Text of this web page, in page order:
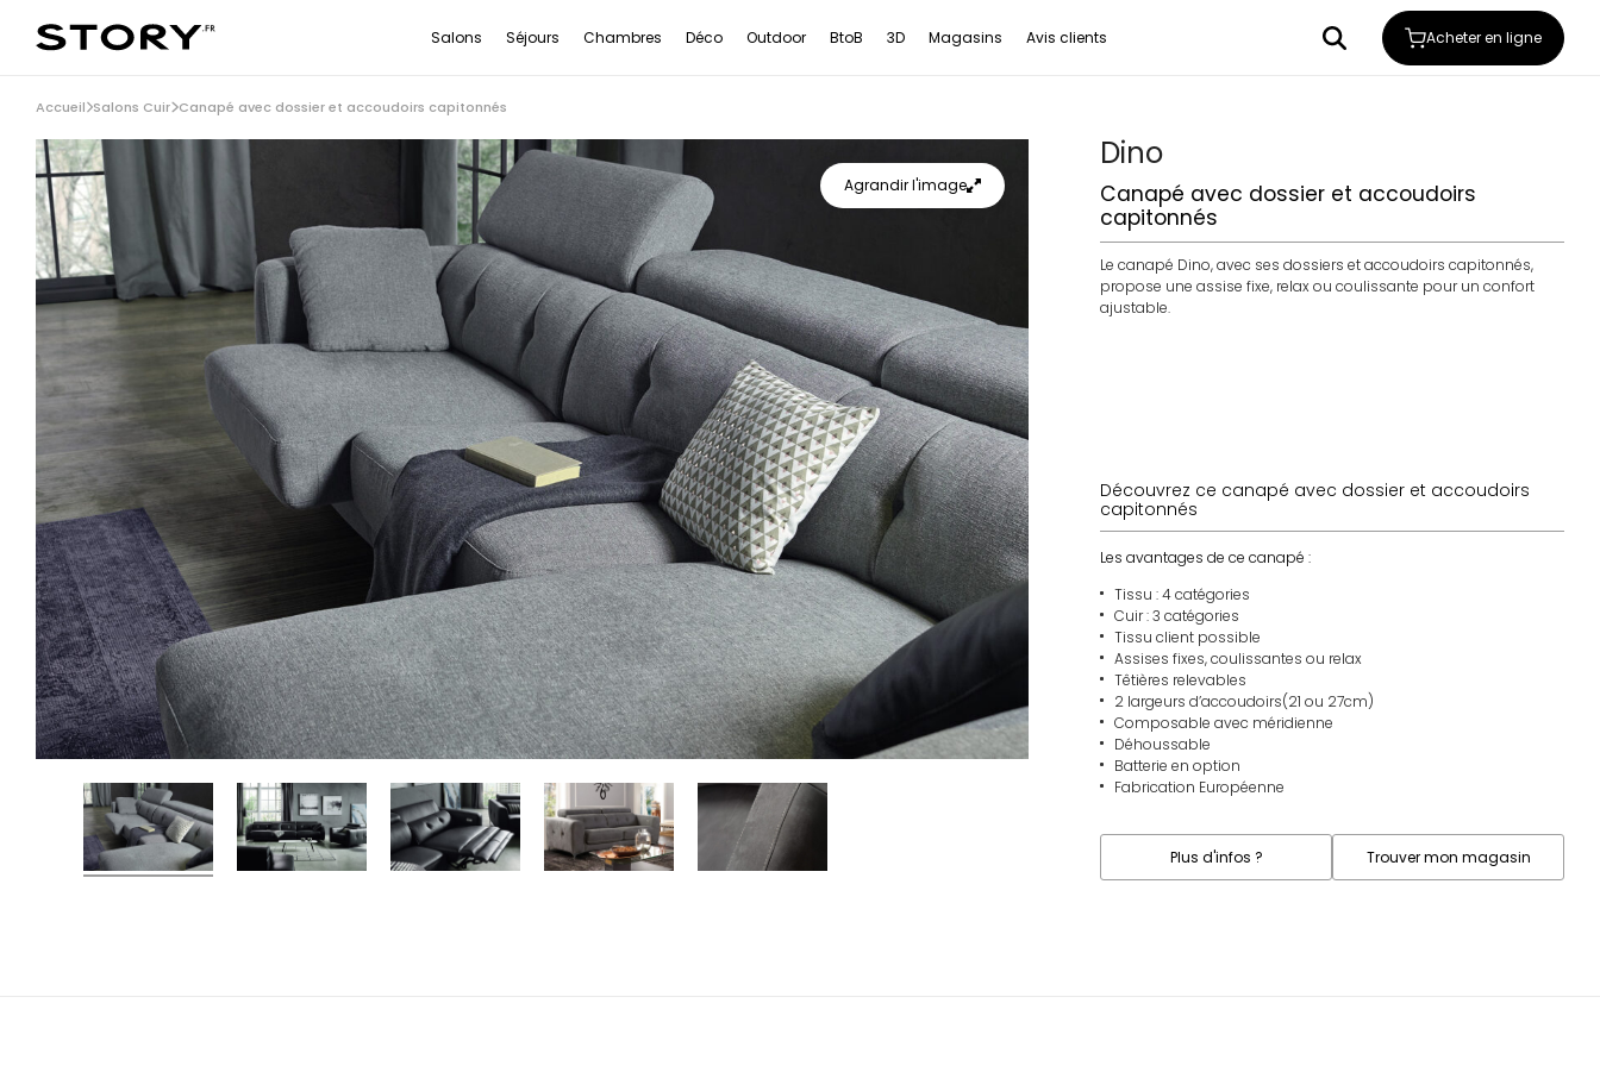
Salons Séjours Chambres Déco Outdoor BtoB 3D Magasins Avis clients Acheter en ligne
Accueil Salons Cuir Canapé avec dossier et accoudoirs capitonnés
Agrandir l'image
Dino
Canapé avec dossier et accoudoirs
capitonnés
Le canapé Dino, avec ses dossiers et accoudoirs capitonnés,
propose une assise fixe, relax ou coulissante pour un confort
ajustable.
Découvrez ce canapé avec dossier et accoudoirs
capitonnés
Les avantages de ce canapé :
Tissu : 4 catégories
Cuir : 3 catégories
Tissu client possible
Assises fixes, coulissantes ou relax
Têtières relevables
2 largeurs d’accoudoirs(21 ou 27cm)
Composable avec méridienne
Déhoussable
Batterie en option
Fabrication Européenne
Plus d'infos ? Trouver mon magasin